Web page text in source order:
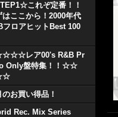
これぞ定番！！
はここから！2000年代
フロアヒットBest 100
レア00's R&B Pr
Only盤特集！！☆☆
のお買い得品！
Rec. Mix Series